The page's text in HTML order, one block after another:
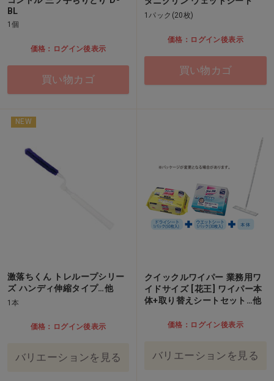
BL
1個
価格：ログイン後表示
買い物カゴ
1パック(20枚)
価格：ログイン後表示
買い物カゴ
NEW
激落ちくん トレループシリー
ズ ハンディ伸縮タイプ…他
1本
価格：ログイン後表示
バリエーションを見る
クイックルワイパー 業務用ワ
イドサイズ [花王] ワイパー本
体+取り替えシートセット…他
価格：ログイン後表示
バリエーションを見る